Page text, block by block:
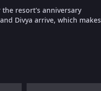
resort's anniversary
Divya arrive, which makes